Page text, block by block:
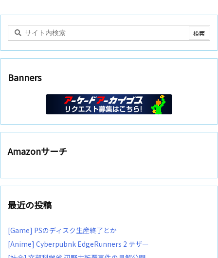
Banners
Amazonサーチ
最近の投稿
[Game] PSのディスク生産終了とか
[Anime] Cyberpubnk EdgeRunners 2 テザー